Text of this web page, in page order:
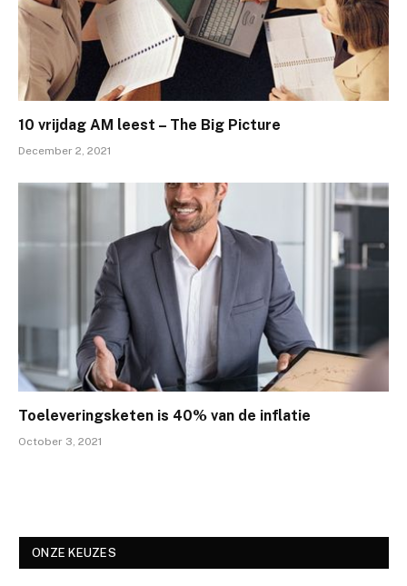
10 vrijdag AM leest – The Big Picture
December 2, 2021
Toeleveringsketen is 40% van de inflatie
October 3, 2021
ONZE KEUZES